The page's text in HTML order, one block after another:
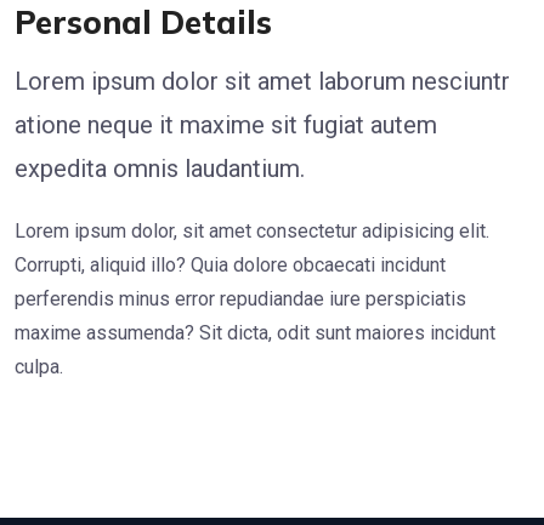
Personal Details
Lorem ipsum dolor sit amet laborum nesciuntr
atione neque it maxime sit fugiat autem
expedita omnis laudantium.
Lorem ipsum dolor, sit amet consectetur adipisicing elit.
Corrupti, aliquid illo? Quia dolore obcaecati incidunt
perferendis minus error repudiandae iure perspiciatis
maxime assumenda? Sit dicta, odit sunt maiores incidunt
culpa.